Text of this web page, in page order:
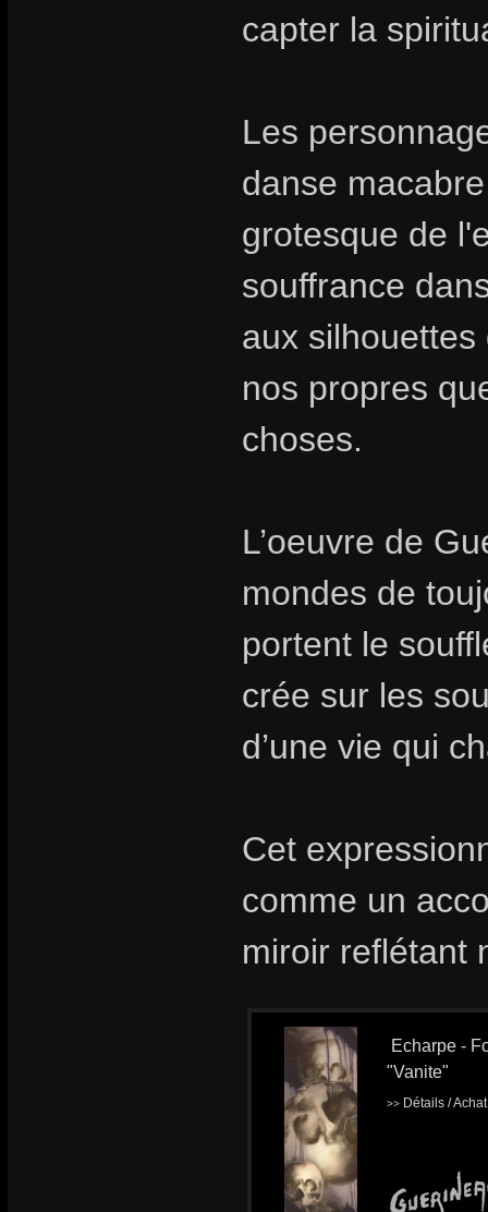
capter la
Les
danse
grotesque de
souffrance
aux
nos propres
choses.
L’oeuvre de
mondes de
portent le
crée sur les
d’une vie qui
Cet
comme un
miroir reflétant
Echarpe -
"Vanite"
>> Détails /